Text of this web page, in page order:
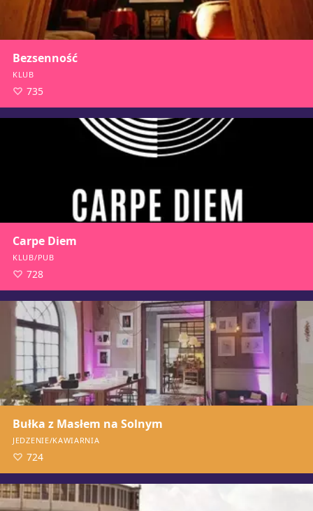
Bezsenność
KLUB
735
Carpe Diem
KLUB/PUB
728
Bułka z Masłem na Solnym
JEDZENIE/KAWIARNIA
724